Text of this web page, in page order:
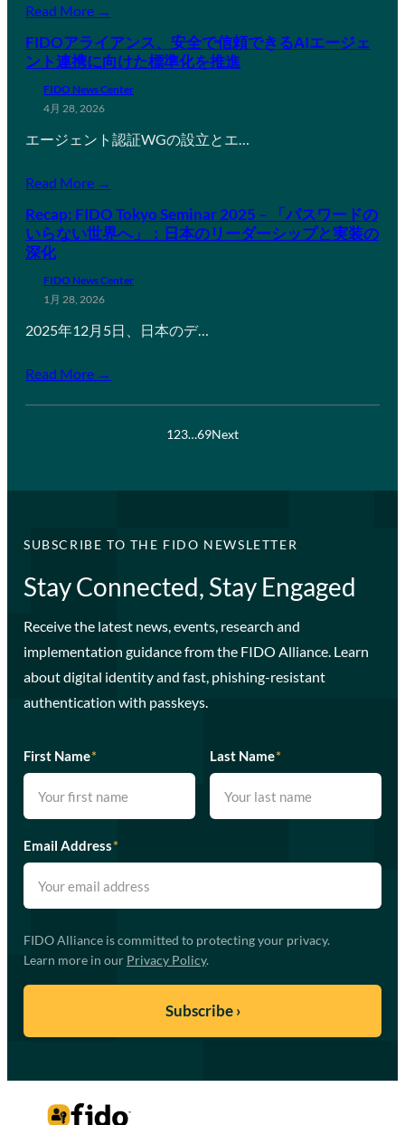
Read More →
FIDOアライアンス、安全で信頼できるAIエージェ
ント連携に向けた標準化を推進
FIDO News Center
4月 28, 2026
エージェント認証WGの設立とエ…
Read More →
Recap: FIDO Tokyo Seminar 2025 – 「パスワードの
いらない世界へ」：日本のリーダーシップと実装の
深化
FIDO News Center
1月 28, 2026
2025年12月5日、日本のデ…
Read More →
123…69Next
SUBSCRIBE TO THE FIDO NEWSLETTER
Stay Connected, Stay Engaged
Receive the latest news, events, research and
implementation guidance from the FIDO Alliance. Learn
about digital identity and fast, phishing-resistant
authentication with passkeys.
First Name* Last Name*
Email Address*
FIDO Alliance is committed to protecting your privacy.
Learn more in our Privacy Policy.